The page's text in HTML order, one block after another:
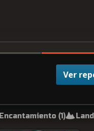
Ver
Encantamiento (1)